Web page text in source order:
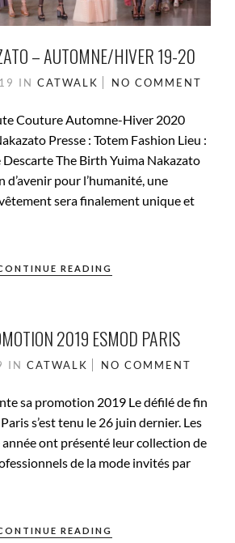
– AUTOMNE/HIVER 19-20
IN CATWALK NO COMMENT
Couture Automne-Hiver 2020
Presse : Totem Fashion Lieu :
Descarte The Birth Yuima Nakazato
d’avenir pour l’humanité, une
sera finalement unique et
READING
2019 ESMOD PARIS
IN CATWALK NO COMMENT
sa promotion 2019 Le défilé de fin
s’est tenu le 26 juin dernier. Les
ont présenté leur collection de
de la mode invités par
READING